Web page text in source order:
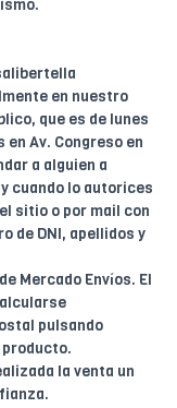
en nuestro
que es de lunes
en Av. Congreso en
a alguien a
cuando lo autorices
sitio o por mail con
de DNI, apellidos y
Mercado Envíos. El
pulsando
la venta un